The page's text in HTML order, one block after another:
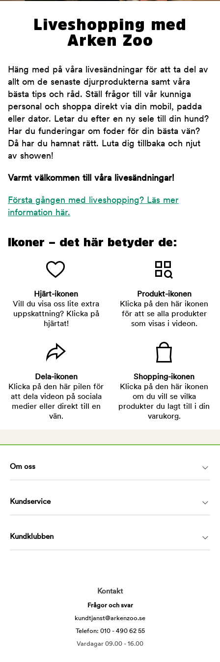
Liveshopping med
Arken Zoo
Häng med på våra livesändningar för att ta del av
allt om de senaste djurprodukterna samt våra
bästa tips och råd. Ställ frågor till vår kunniga
personal och shoppa direkt via din mobil, padda
eller dator. Letar du efter en ny sele till din hund?
Har du funderingar om foder för din bästa vän?
Då har du hamnat rätt. Luta dig tillbaka och njut
av showen!
Varmt välkommen till våra livesändningar!
Första gången med liveshopping? Läs mer
information här.
Ikoner – det här betyder de:
Hjärt-ikonen
Vill du visa oss lite extra
uppskattning? Klicka på
hjärtat!
Produkt-ikonen
Klicka på den här ikonen
för att se alla produkter
som visas i videon.
Dela-ikonen
Klicka på den här pilen för
att dela videon på sociala
medier eller direkt till en
vän.
Shopping-ikonen
Klicka på den här ikonen
om du vill se vilka
produkter du lagt till i din
varukorg.
Om oss
Kundservice
Kundklubben
Kontakt
Frågor och svar
kundtjanst@arkenzoo.se
Telefon: 010 - 490 62 55
Vardagar 09.00 - 16.00